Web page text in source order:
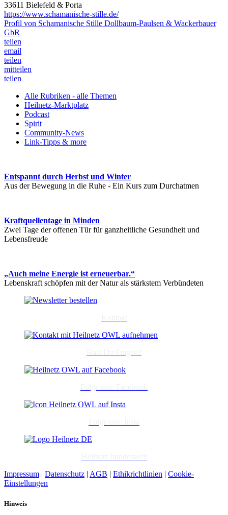
33611 Bielefeld & Porta
https://www.schamanische-stille.de/
Profil von Schamanische Stille Dollbaum-Paulsen & Wackerbauer
GbR
teilen
email
teilen
mitteilen
teilen
Alle Rubriken - alle Themen
Heilnetz-Marktplatz
Podcast
Spirit
Community-News
Link-Tipps & more
Entspannt durch Herbst und Winter
Aus der Bewegung in die Ruhe - Ein Kurs zum Durchatmen
Kraftquellentage in Minden
Zwei Tage der offenen Tür für ganzheitliche Gesundheit und
Lebensfreude
„Auch meine Energie ist erneuerbar.“
Lebenskraft schöpfen mit der Natur als stärkstem Verbündeten
Impressum | Datenschutz | AGB | Ethikrichtlinien | Cookie-
Einstellungen
Hinweis